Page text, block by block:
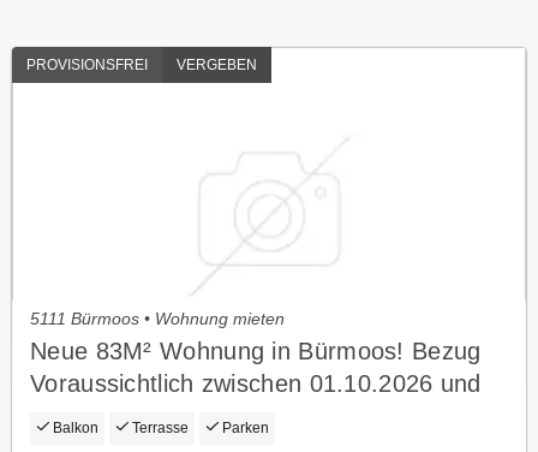
PROVISIONSFREI VERGEBEN
5111 Bürmoos • Wohnung mieten
Neue 83M² Wohnung in Bürmoos! Bezug
Voraussichtlich zwischen 01.10.2026 und
01.11.2026!
Balkon Terrasse Parken